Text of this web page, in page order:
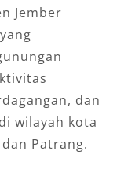
Jember
dan
wilayah kota
Patrang.